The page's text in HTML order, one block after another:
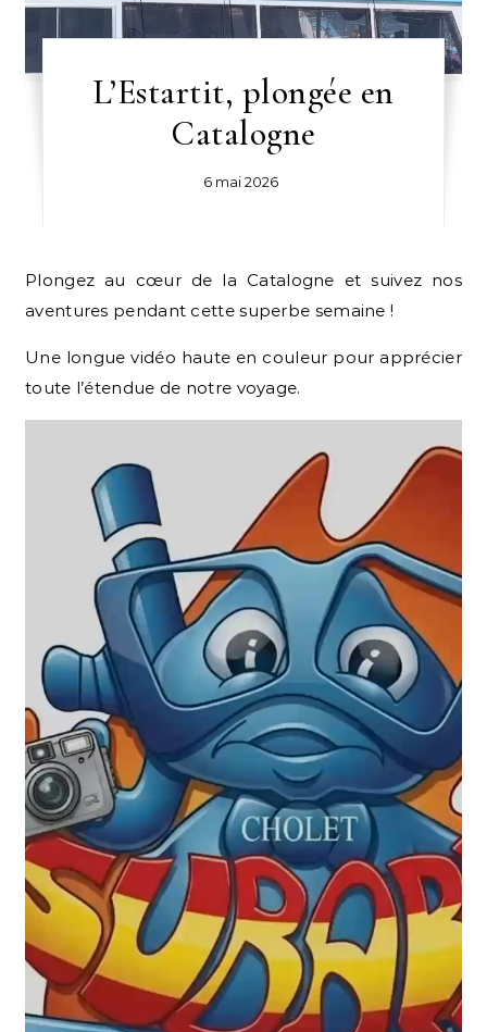
L’Estartit, plongée en
Catalogne
6 mai 2026
Plongez au cœur de la Catalogne et suivez nos
aventures pendant cette superbe semaine !
Une longue vidéo haute en couleur pour apprécier
toute l’étendue de notre voyage.